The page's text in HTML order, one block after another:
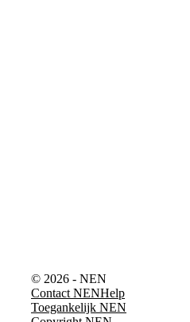
© 2026 - NEN
Contact NENHelp
Toegankelijk NEN